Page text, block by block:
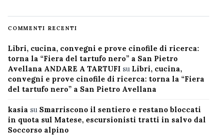
COMMENTI RECENTI
Libri, cucina, convegni e prove cinofile di ricerca:
torna la “Fiera del tartufo nero” a San Pietro
Avellana ANDARE A TARTUFI su Libri, cucina,
convegni e prove cinofile di ricerca: torna la “Fiera
del tartufo nero” a San Pietro Avellana
kasia su Smarriscono il sentiero e restano bloccati
in quota sul Matese, escursionisti tratti in salvo dal
Soccorso alpino